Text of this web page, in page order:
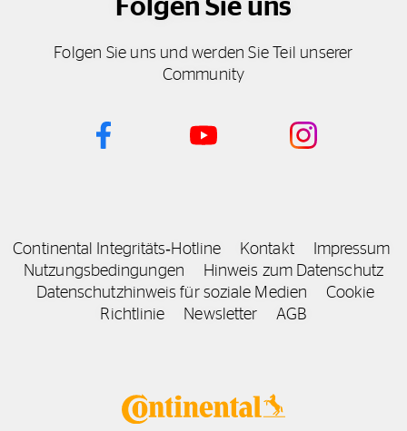
Folgen Sie uns
Folgen Sie uns und werden Sie Teil unserer
Community
Continental Integritäts‑Hotline Kontakt
Impressum
Nutzungsbedingungen
Hinweis zum Datenschutz
Datenschutzhinweis für soziale Medien
Cookie
Richtlinie
Newsletter AGB